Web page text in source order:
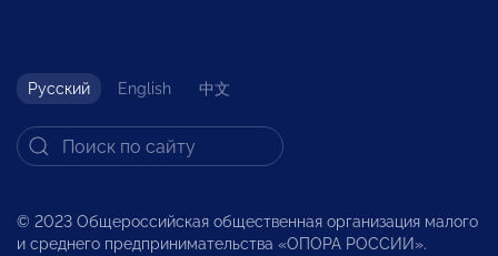
Русский English 中文
© 2023 Общероссийская общественная организация малого
и среднего предпринимательства «ОПОРА РОССИИ».